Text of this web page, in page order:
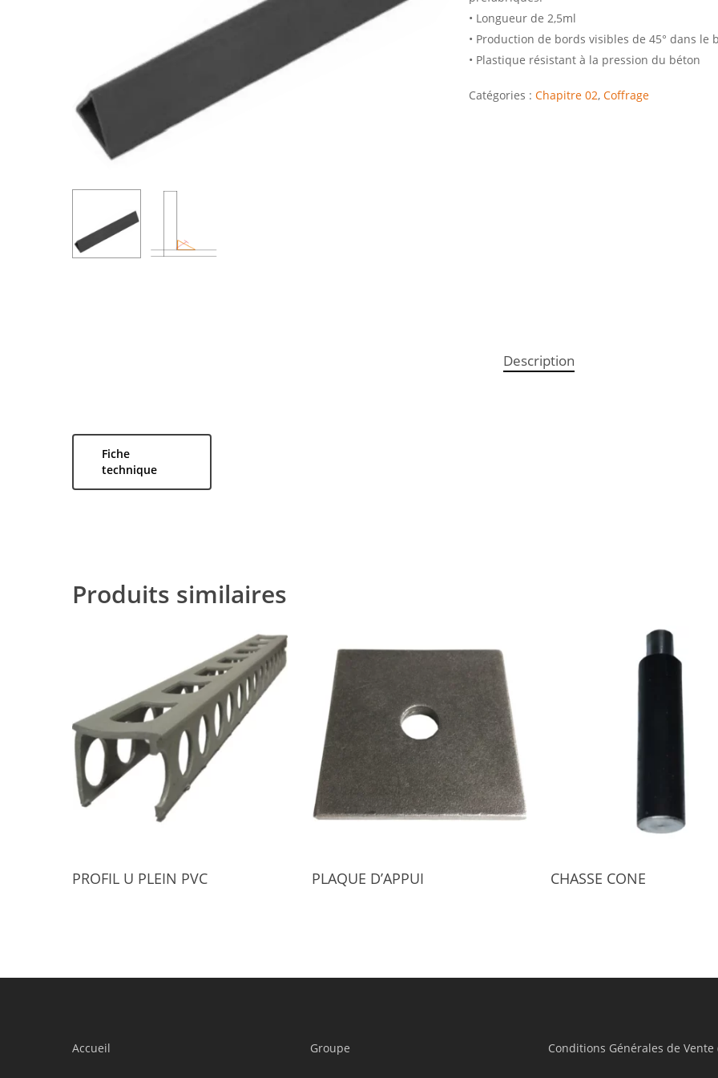
• Longueur de 2,5ml
• Production de bords visibles de 45° dans le
• Plastique résistant à la pression du béton
Catégories : Chapitre 02, Coffrage
Description
Fiche
technique
Produits similaires
PROFIL U PLEIN PVC PLAQUE D’APPUI CHASSE CONE
Accueil Groupe Conditions Générales de Vente